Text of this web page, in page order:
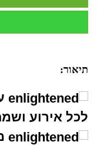
תיאור:
לכל אירוע